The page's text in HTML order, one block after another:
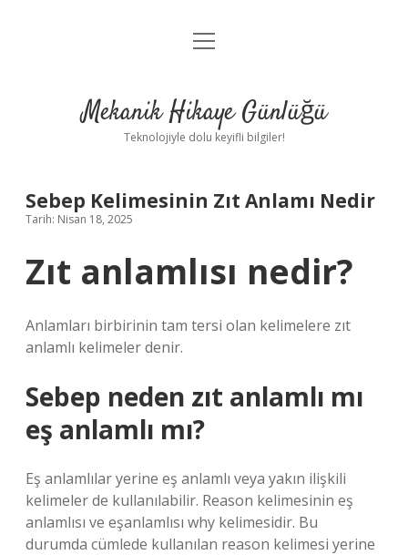
Anasayfa
Yasal Uyarı
menüyü
Mekanik Hikaye Günlüğü
Teknolojiyle dolu keyifli bilgiler!
Sebep Kelimesinin Zıt Anlamı Nedir
Tarih: Nisan 18, 2025
Zıt anlamlısı nedir?
Anlamları birbirinin tam tersi olan kelimelere zıt
anlamlı kelimeler denir.
Sebep neden zıt anlamlı mı
eş anlamlı mı?
Eş anlamlılar yerine eş anlamlı veya yakın ilişkili
kelimeler de kullanılabilir. Reason kelimesinin eş
anlamlısı ve eşanlamlısı why kelimesidir. Bu
durumda cümlede kullanılan reason kelimesi yerine